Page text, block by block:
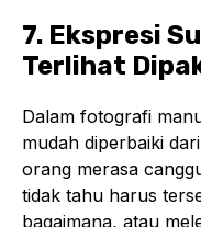
7. Ekspresi
Terlihat
Dalam fotografi
mudah diperbaiki
orang merasa
tidak tahu harus
bagaimana, atau